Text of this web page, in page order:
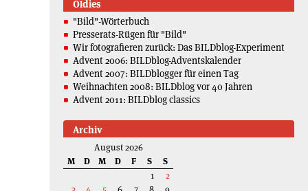
Oldies
"Bild"-Wörterbuch
Presserats-Rügen für "Bild"
Wir fotografieren zurück: Das BILDblog-Experiment
Advent 2006: BILDblog-Adventskalender
Advent 2007: BILDblogger für einen Tag
Weihnachten 2008: BILDblog vor 40 Jahren
Advent 2011: BILDblog classics
Archiv
August 2026
M
D M D F S
S
1
2